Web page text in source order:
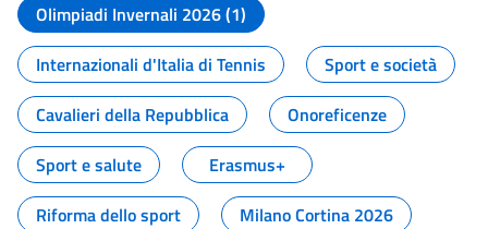
Olimpiadi Invernali 2026 (1)
Internazionali d'Italia di Tennis
Sport e società
Cavalieri della Repubblica
Onoreficenze
Sport e salute
Erasmus+
Riforma dello sport
Milano Cortina 2026